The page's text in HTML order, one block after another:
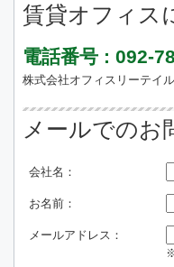
賃貸オフィス
電話番号 : 092-
株式会社オフィスリーテイ
メールでのお
会社名：
お名前：
メールアドレス：